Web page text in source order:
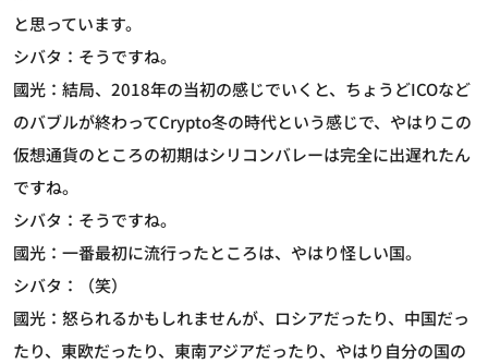
と思っています。
シバタ：そうですね。
國光：結局、2018年の当初の感じでいくと、ちょうどICOなど
のバブルが終わってCrypto冬の時代という感じで、やはりこの
仮想通貨のところの初期はシリコンバレーは完全に出遅れたん
ですね。
シバタ：そうですね。
國光：一番最初に流行ったところは、やはり怪しい国。
シバタ：（笑）
國光：怒られるかもしれませんが、ロシアだったり、中国だっ
たり、東欧だったり、東南アジアだったり、やはり自分の国の